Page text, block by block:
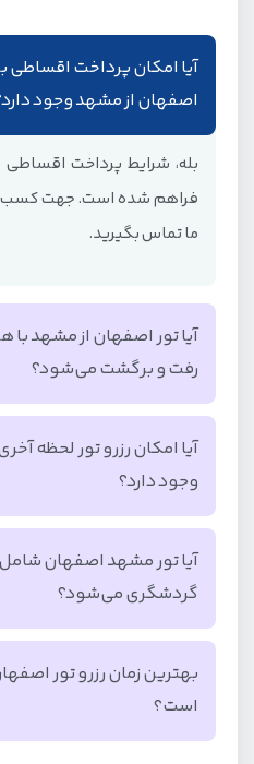
آیا امکان پرداخت اقساطی
اصفهان از مشهد وجود
بله، شرایط پرداخت
فراهم شده است. جهت کسب
ما تماس بگیرید.
آیا تور اصفهان از مشهد با
رفت و برگشت می‌شود؟
بله، این تور شامل پرواز
می‌شود.
آیا امکان رزرو تور لحظه
وجود دارد؟
بله، شما می‌توانید از
به اصفهان استفاده کنید،
آفرها محدود هستند و تنها
رزرو می‌شوند.
آیا تور مشهد اصفهان شامل
گردشگری می‌شود؟
خیر، تور مشهد به اصفهان
شما آزادی دارید که برنامه
سلیقه خود تنظیم کنید.
بهترین زمان رزرو تور
است؟